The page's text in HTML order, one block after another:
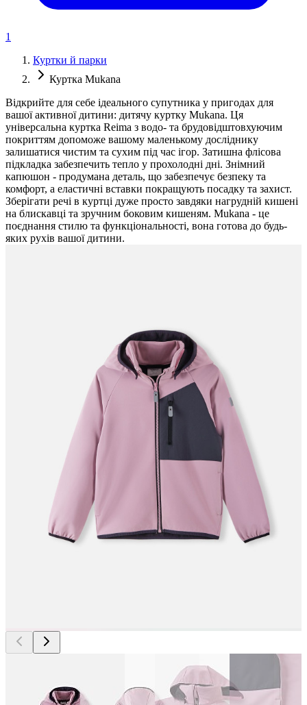
1
Куртки й парки
Куртка Mukana
Відкрийте для себе ідеального супутника у пригодах для
вашої активної дитини: дитячу куртку Mukana. Ця
універсальна куртка Reima з водо- та брудовідштовхуючим
покриттям допоможе вашому маленькому досліднику
залишатися чистим та сухим під час ігор. Затишна флісова
підкладка забезпечить тепло у прохолодні дні. Знімний
капюшон - продумана деталь, що забезпечує безпеку та
комфорт, а еластичні вставки покращують посадку та захист.
Зберігати речі в куртці дуже просто завдяки нагрудній кишені
на блискавці та зручним боковим кишеням. Mukana - це
поєднання стилю та функціональності, вона готова до будь-
яких рухів вашої дитини.